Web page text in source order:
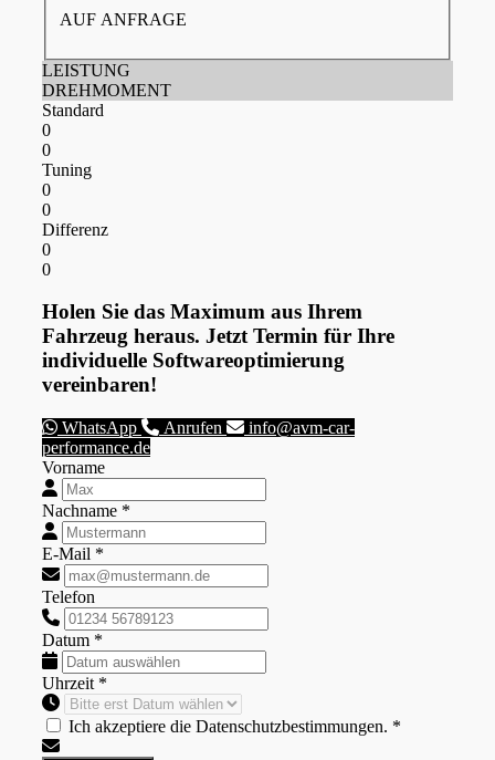
AUF ANFRAGE
LEISTUNG
DREHMOMENT
Standard
0
0
Tuning
0
0
Differenz
0
0
Holen Sie das Maximum aus Ihrem
Fahrzeug heraus. Jetzt Termin für Ihre
individuelle Softwareoptimierung
vereinbaren!
WhatsApp Anrufen
info@avm-car-
performance.de
Vorname
Nachname *
E-Mail *
Telefon
Datum *
Uhrzeit *
Ich akzeptiere die Datenschutzbestimmungen. *